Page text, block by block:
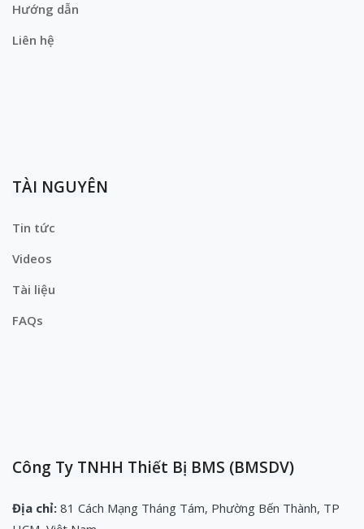
Hướng dẫn
Liên hệ
TÀI NGUYÊN
Tin tức
Videos
Tài liệu
FAQs
Công Ty TNHH Thiết Bị BMS (BMSDV)
Địa chỉ: 81 Cách Mạng Tháng Tám, Phường Bến Thành, TP